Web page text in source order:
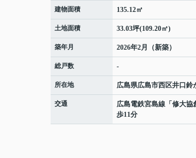
建物面積 135.12㎡
土地面積 33.03坪(109.20㎡)
築年月 2026年2月（新築）
総戸数 -
所在地 広島県広島市西区井口鈴
交通 広島電鉄宮島線 「 修大協
歩11分